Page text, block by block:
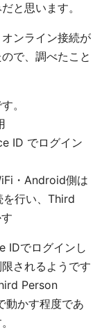
と思います。
ンライン接続が
で、調べたこと
。
ID でログイン
・Android側は
を行い、Third
IDでログインし
されるようです
Person
動かす程度であ